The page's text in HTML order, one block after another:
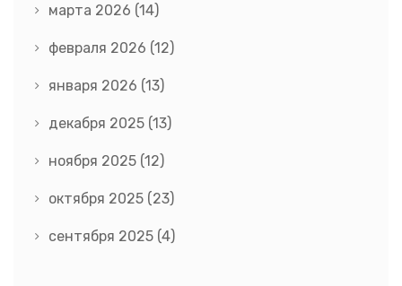
марта 2026 (14)
февраля 2026 (12)
января 2026 (13)
декабря 2025 (13)
ноября 2025 (12)
октября 2025 (23)
сентября 2025 (4)